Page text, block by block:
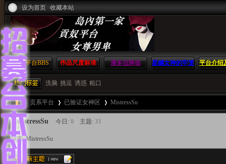
设为首页 收藏本站
贡系平台BBS 作品尺度标准 潘多拉降临 星樾女神的牢笼
平台介绍
方法
洗脑 挑逗 诱惑 粗口
島
贡系平台 已验证女神区 MistressSu
MistressSu 今日: 0 主题: 33
版主:MistressSu